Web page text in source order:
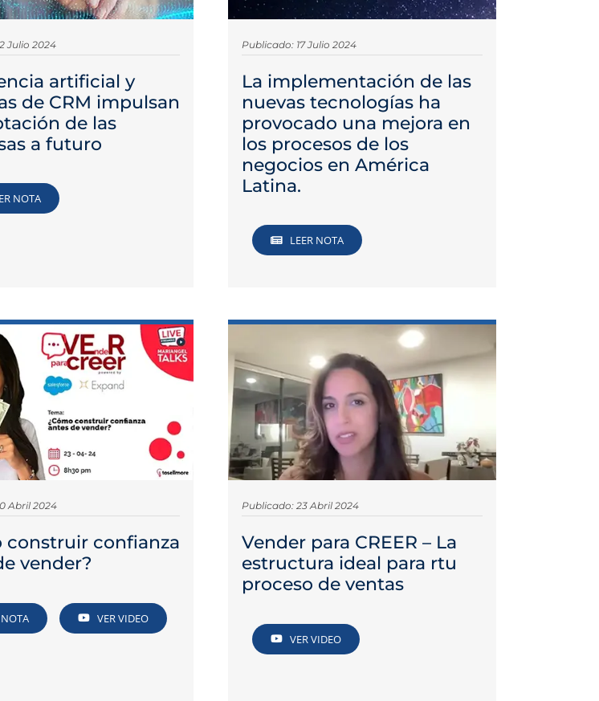
Julio 2024
artificial y
de CRM impulsan
de las
a futuro
NOTA
Publicado: 17 Julio 2024
La implementación de las
nuevas tecnologías ha
provocado una mejora en
los procesos de los
negocios en América
Latina.
LEER NOTA
Abril 2024
construir confianza
vender?
NOTA VER VIDEO
Publicado: 23 Abril 2024
Vender para CREER – La
estructura ideal para rtu
proceso de ventas
VER VIDEO